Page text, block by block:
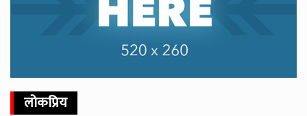
लोकप्रिय